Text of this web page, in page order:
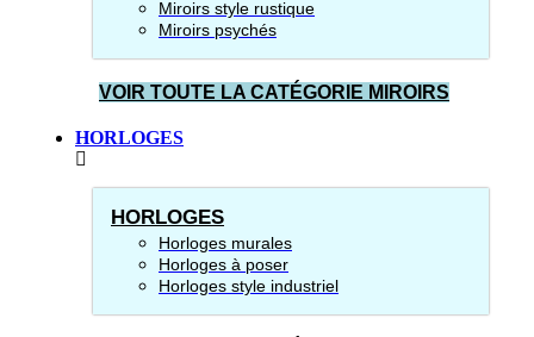
Miroirs style rustique
Miroirs psychés
VOIR TOUTE LA CATÉGORIE MIROIRS
HORLOGES
HORLOGES
Horloges murales
Horloges à poser
Horloges style industriel